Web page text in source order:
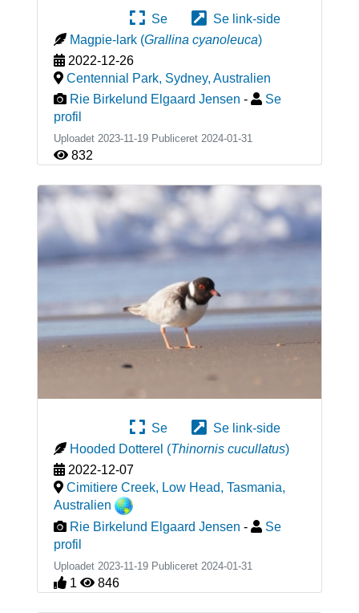
Se
Se link-side
Magpie-lark (Grallina cyanoleuca)
2022-12-26
Centennial Park, Sydney, Australien
Rie Birkelund Elgaard Jensen -
Se
profil
Uploadet 2023-11-19 Publiceret 2024-01-31
832
Se
Se link-side
Hooded Dotterel (Thinornis cucullatus)
2022-12-07
Cimitiere Creek, Low Head, Tasmania,
Australien
Rie Birkelund Elgaard Jensen -
Se
profil
Uploadet 2023-11-19 Publiceret 2024-01-31
1 846